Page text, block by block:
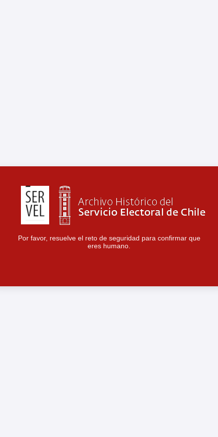
Por favor, resuelve el reto de seguridad para confirmar que
eres humano.